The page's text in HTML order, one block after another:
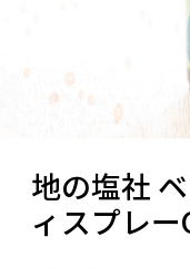
地の塩社
ィスプレー